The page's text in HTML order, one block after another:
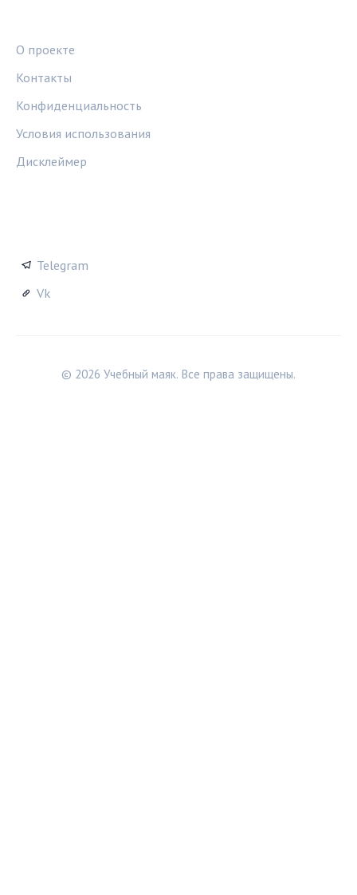
О проекте
Контакты
Конфиденциальность
Условия использования
Дисклеймер
Telegram
Vk
© 2026 Учебный маяк. Все права защищены.